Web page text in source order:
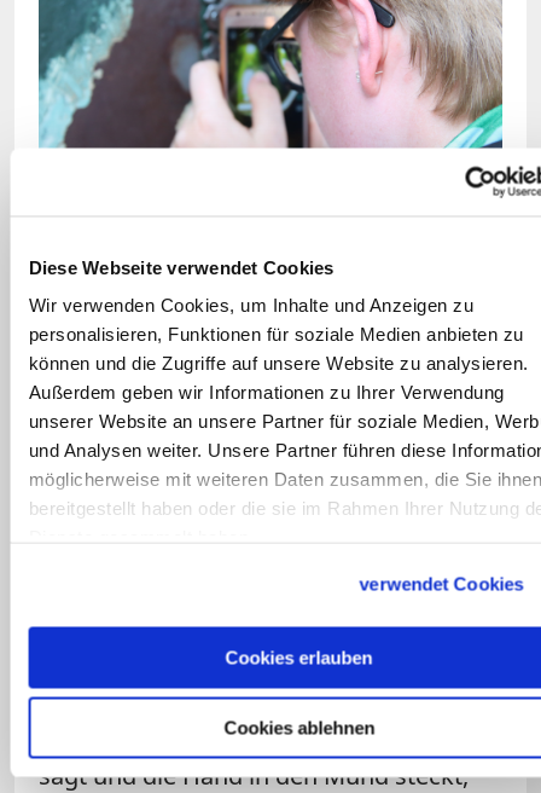
Diese Webseite verwendet Cookies
Wir verwenden Cookies, um Inhalte und Anzeigen zu
personalisieren, Funktionen für soziale Medien anbieten zu
können und die Zugriffe auf unsere Website zu analysieren.
Außerdem geben wir Informationen zu Ihrer Verwendung
unserer Website an unsere Partner für soziale Medien,
und Analysen weiter. Unsere Partner führen diese
möglicherweise mit weiteren Daten zusammen, die Sie ihnen
bereitgestellt haben oder die sie im Rahmen Ihrer Nutzung
verwendet Cookies
Cookies erlauben
Cookies ablehnen
Für dieses Motiv von der Kuppel des Petersdoms standen die
Ministranten an. katholisch.de/Heinrichs
Mund der
Wahrheit. Das scheibenförmige Relief vor
der Kirche Santa Maria in Cosmedin
der Legende nach ein antiker
"Lügendetektor". Wer die Unwahrheit
sagt und die Hand in den Mund steckt,